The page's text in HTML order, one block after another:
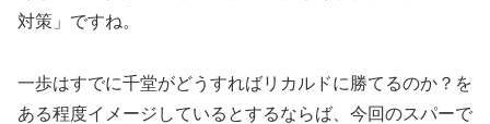
対策」ですね。
一歩はすでに千堂がどうすればリカルドに勝てるのか？を
ある程度イメージしているとするならば、今回のスパーで